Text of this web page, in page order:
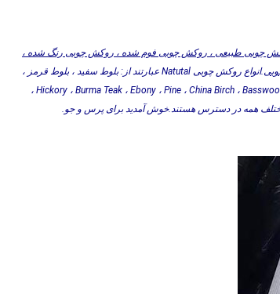
چوبی طبیعی ، روکش چوبی فوم شده ، روکش چوبی رنگ شده ،
.انواع روکش چوبی Natutal عبارتند از: بلوط سفید ، بلوط قرمز ،
خاکستر سفید ، گردوی آمریکایی ، گیلاس آمریکایی ، افرا آمریکایی ، Hickory ، Burma Teak ، Ebony ، Pine ، China Birch ، Basswood ، Apple Wood Wood ،
مختلف همه در دسترس هستند.خوش آمدید برای پرس و جو.